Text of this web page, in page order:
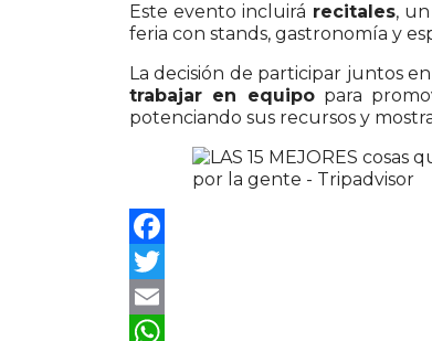
Este evento incluirá recitales, un
feria con stands, gastronomía y
La decisión de participar juntos
trabajar en equipopara
potenciando sus recursos y
Facebook
Twitter
Email